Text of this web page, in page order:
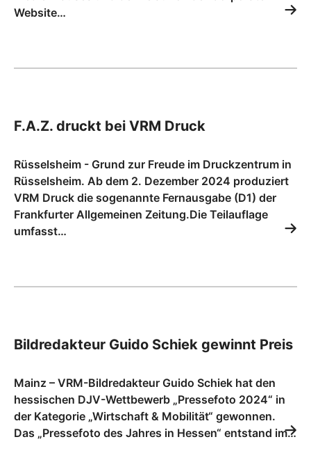
Website…
F.A.Z. druckt bei VRM Druck
Rüsselsheim - Grund zur Freude im Druckzentrum in
Rüsselsheim. Ab dem 2. Dezember 2024 produziert
VRM Druck die sogenannte Fernausgabe (D1) der
Frankfurter Allgemeinen Zeitung.Die Teilauflage
umfasst…
Bildredakteur Guido Schiek gewinnt Preis
Mainz – VRM-Bildredakteur Guido Schiek hat den
hessischen DJV-Wettbewerb „Pressefoto 2024“ in
der Kategorie „Wirtschaft & Mobilität“ gewonnen.
Das „Pressefoto des Jahres in Hessen“ entstand im…